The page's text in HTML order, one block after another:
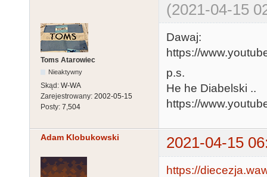
(2021-04-15
Toms Atarowiec
Nieaktywny
Skąd: W-WA
Zarejestrowany: 2002-05-15
Posty: 7,504
Dawaj:
https://
p.s.
He he Diabelski ..
https://
Adam Klobukowski 2021-04-15
https://